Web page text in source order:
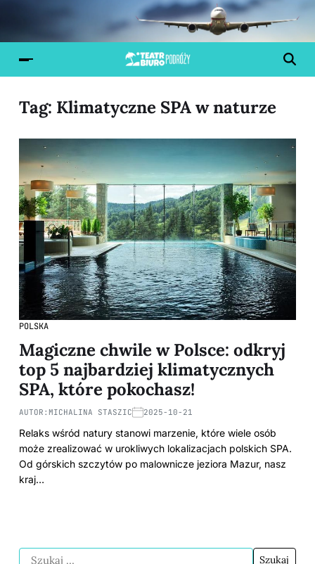
Tag: Klimatyczne SPA w naturze
POLSKA
Magiczne chwile w Polsce: odkryj
top 5 najbardziej klimatycznych
SPA, które pokochasz!
AUTOR: MICHALINA STASZIC 2025-10-21
Relaks wśród natury stanowi marzenie, które wiele osób
może zrealizować w urokliwych lokalizacjach polskich SPA.
Od górskich szczytów po malownicze jeziora Mazur, nasz
kraj…